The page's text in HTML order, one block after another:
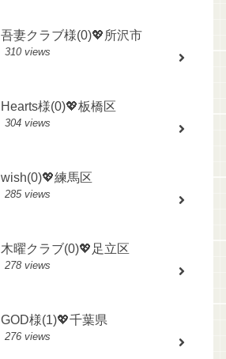
吾妻クラブ様(0)💖所沢市
310 views
Hearts様(0)💖板橋区
304 views
wish(0)💖練馬区
285 views
木曜クラブ(0)💖足立区
278 views
GOD様(1)💖千葉県
276 views